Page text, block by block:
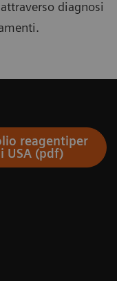
diagnosi
reagentiper
USA (pdf)